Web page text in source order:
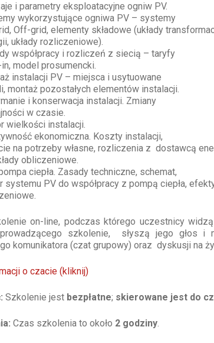
i parametry eksploatacyjne ogniw PV.
wykorzystujące ogniwa PV – systemy
Off-grid, elementy składowe (układy
układy rozliczeniowe).
współpracy i rozliczeń z siecią – taryfy
model prosumencki.
instalacji PV – miejsca i usytuowane
montaż pozostałych elementów instalacji.
i konserwacja instalacji. Zmiany
w czasie.
wielkości instalacji.
ekonomiczna. Koszty instalacji,
na potrzeby własne, rozliczenia z dostawcą
obliczeniowe.
ciepła. Zasady techniczne, schemat,
systemu PV do współpracy z pompą ciepła,
on-line, podczas którego uczestnicy
szkolenie, słyszą jego głos i
komunikatora (czat grupowy) oraz dyskusji na
o czacie (kliknij)
Szkolenie jest bezpłatne; skierowane jest do
Czas szkolenia to około 2 godziny.